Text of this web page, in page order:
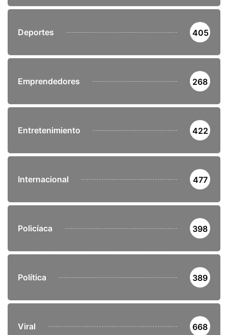
Deportes 405
Emprendedores 268
Entretenimiento 422
Internacional 477
Policíaca 398
Política 389
Viral 668